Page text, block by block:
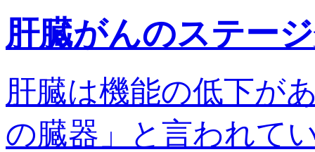
肝臓がんのステー
肝臓は機能の低下が
の臓器」と言われて